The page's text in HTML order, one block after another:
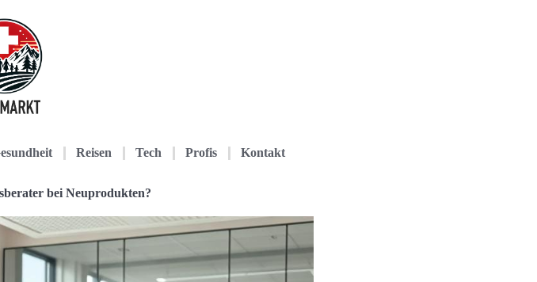
Reisen Tech Profis Kontakt
bei Neuprodukten?